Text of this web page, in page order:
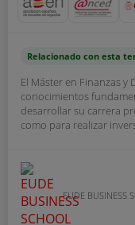
Relacionado con esta
El Máster en Finanzas y
conocimientos
desarrollar su carrera
como para realizar
EUDE BUSINESS